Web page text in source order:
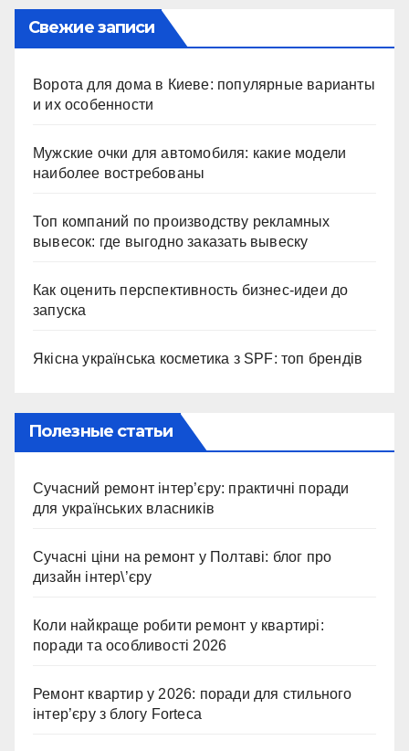
Свежие записи
Ворота для дома в Киеве: популярные варианты
и их особенности
Мужские очки для автомобиля: какие модели
наиболее востребованы
Топ компаний по производству рекламных
вывесок: где выгодно заказать вывеску
Как оценить перспективность бизнес-идеи до
запуска
Якісна українська косметика з SPF: топ брендів
Полезные статьи
Сучасний ремонт інтер’єру: практичні поради
для українських власників
Сучасні ціни на ремонт у Полтаві: блог про
дизайн інтер\’єру
Коли найкраще робити ремонт у квартирі:
поради та особливості 2026
Ремонт квартир у 2026: поради для стильного
інтер’єру з блогу Forteca